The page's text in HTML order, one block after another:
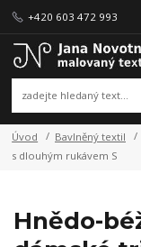
+420 603 472 993
Úvod Bavlněný textil
s dlouhým rukávem S
Hnědo-